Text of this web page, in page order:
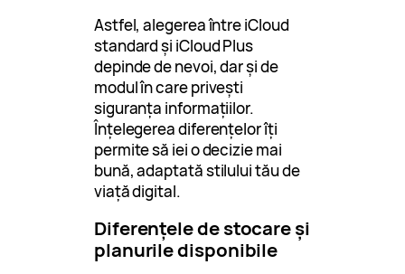
Astfel, alegerea între iCloud
standard și iCloud Plus
depinde de nevoi, dar și de
modul în care privești
siguranța informațiilor.
Înțelegerea diferențelor îți
permite să iei o decizie mai
bună, adaptată stilului tău de
viață digital.
Diferențele de stocare și
planurile disponibile